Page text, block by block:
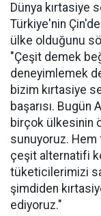
Dünya kırtasiye
Türkiye'nin
ülke olduğunu
"Çeşit demek
deneyimlemek
bizim kırtasiye
başarısı. Bugün
birçok ülkesinin
sunuyoruz.
çeşit alternatifi
tüketicilerimizi
şimdiden
ediyoruz."